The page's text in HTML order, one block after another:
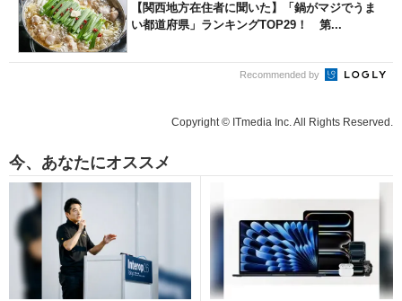
【関西地方在住者に聞いた】「鍋がマジでうま
い都道府県」ランキングTOP29！ 第...
Recommended by
Copyright © ITmedia Inc. All Rights Reserved.
今、あなたにオススメ